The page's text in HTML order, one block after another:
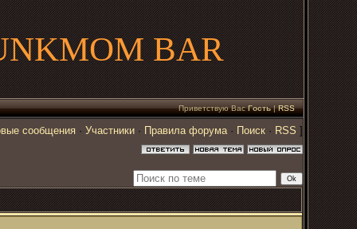
BAR
Приветствую Вас Гость|RSS
сообщения · Участники · Правила форума· Поиск · RSS ]